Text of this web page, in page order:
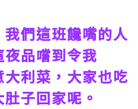
們這班饞嘴的人
品嚐到令我
大利菜，大家也吃
子回家呢。